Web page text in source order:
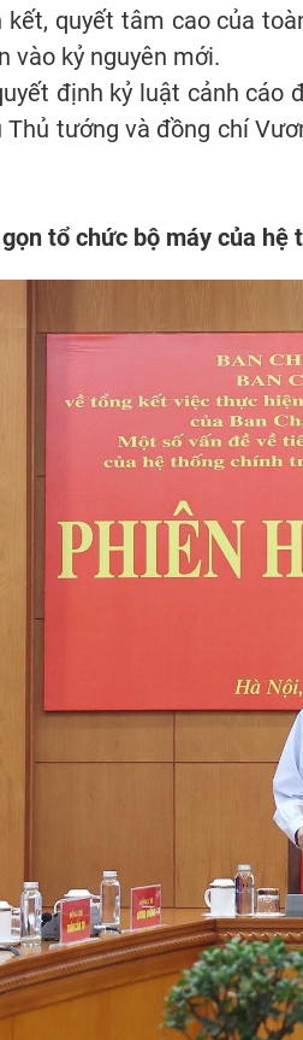
quyết tâm cao của
vào kỷ nguyên mới.
định kỷ luật cảnh cáo
tướng và đồng chí
tổ chức bộ máy của hệ